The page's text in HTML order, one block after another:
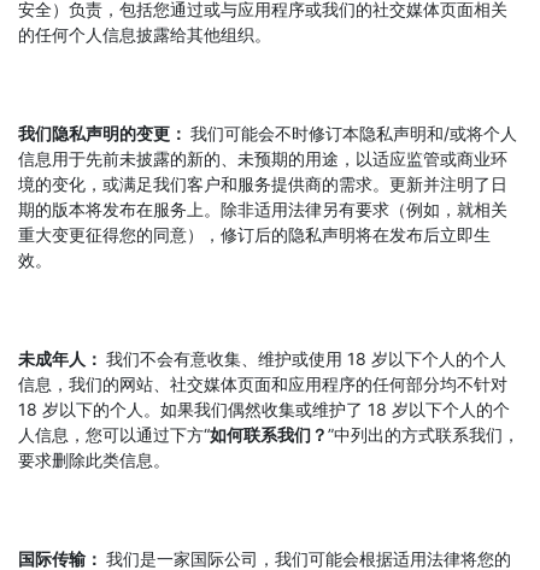
安全）负责，包括您通过或与应用程序或我们的社交媒体页面相关
的任何个人信息披露给其他组织。
我们隐私声明的变更： 我们可能会不时修订本隐私声明和/或将个人
信息用于先前未披露的新的、未预期的用途，以适应监管或商业环
境的变化，或满足我们客户和服务提供商的需求。更新并注明了日
期的版本将发布在服务上。除非适用法律另有要求（例如，就相关
重大变更征得您的同意），修订后的隐私声明将在发布后立即生
效。
未成年人： 我们不会有意收集、维护或使用 18 岁以下个人的个人
信息，我们的网站、社交媒体页面和应用程序的任何部分均不针对
18 岁以下的个人。如果我们偶然收集或维护了 18 岁以下个人的个
人信息，您可以通过下方“如何联系我们？”中列出的方式联系我们，
要求删除此类信息。
国际传输： 我们是一家国际公司，我们可能会根据适用法律将您的